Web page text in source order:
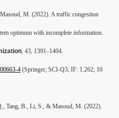
M. (2022). A traffic congestion
optimum with incomplete information.
, 43, 1391–1404.
4 (Springer; SCI-Q3; IF: 1.262; 10
Tang, B., Li, S., & Masoud, M. (2022).